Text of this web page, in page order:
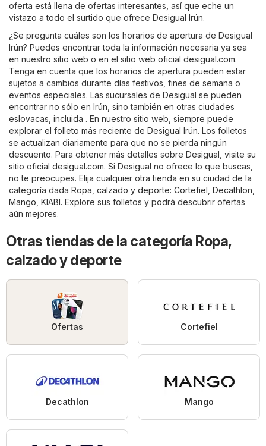
oferta está llena de ofertas interesantes, así que eche un
vistazo a todo el surtido que ofrece Desigual Irún.
¿Se pregunta cuáles son los horarios de apertura de Desigual
Irún? Puedes encontrar toda la información necesaria ya sea
en nuestro sitio web o en el sitio web oficial desigual.com.
Tenga en cuenta que los horarios de apertura pueden estar
sujetos a cambios durante días festivos, fines de semana o
eventos especiales. Las sucursales de Desigual se pueden
encontrar no sólo en Irún, sino también en otras ciudades
eslovacas, incluida . En nuestro sitio web, siempre puede
explorar el folleto más reciente de Desigual Irún. Los folletos
se actualizan diariamente para que no se pierda ningún
descuento. Para obtener más detalles sobre Desigual, visite su
sitio oficial desigual.com. Si Desigual no ofrece lo que buscas,
no te preocupes. Elija cualquier otra tienda en su ciudad de la
categoría dada Ropa, calzado y deporte: Cortefiel, Decathlon,
Mango, KIABI. Explore sus folletos y podrá descubrir ofertas
aún mejores.
Otras tiendas de la categoría Ropa,
calzado y deporte
Ofertas Cortefiel
Decathlon Mango